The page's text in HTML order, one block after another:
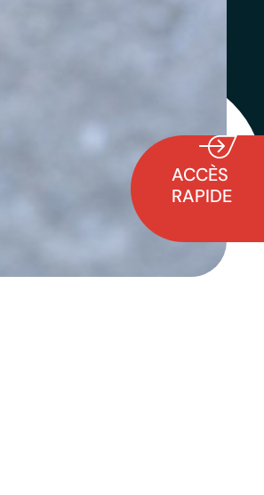
ACCÈS
RAPIDE